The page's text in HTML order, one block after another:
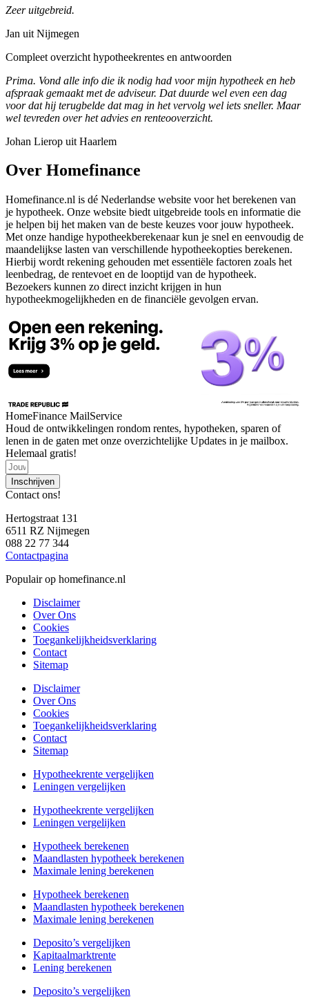
Zeer uitgebreid.
Jan uit Nijmegen
Compleet overzicht hypotheekrentes en antwoorden
Prima. Vond alle info die ik nodig had voor mijn hypotheek en heb
afspraak gemaakt met de adviseur. Dat duurde wel even een dag
voor dat hij terugbelde dat mag in het vervolg wel iets sneller. Maar
wel tevreden over het advies en renteooverzicht.
Johan Lierop uit Haarlem
Over Homefinance
Homefinance.nl is dé Nederlandse website voor het berekenen van
je hypotheek. Onze website biedt uitgebreide tools en informatie die
je helpen bij het maken van de beste keuzes voor jouw hypotheek.
Met onze handige hypotheekberekenaar kun je snel en eenvoudig de
maandelijkse lasten van verschillende hypotheekopties berekenen.
Hierbij wordt rekening gehouden met essentiële factoren zoals het
leenbedrag, de rentevoet en de looptijd van de hypotheek.
Bezoekers kunnen zo direct inzicht krijgen in hun
hypotheekmogelijkheden en de financiële gevolgen ervan.
HomeFinance MailService
Houd de ontwikkelingen rondom rentes, hypotheken, sparen of
lenen in de gaten met onze overzichtelijke Updates in je mailbox.
Helemaal gratis!
Inschrijven
Contact ons!
Hertogstraat 131
6511 RZ Nijmegen
088 22 77 344
Contactpagina
Populair op homefinance.nl
Disclaimer
Over Ons
Cookies
Toegankelijkheidsverklaring
Contact
Sitemap
Disclaimer
Over Ons
Cookies
Toegankelijkheidsverklaring
Contact
Sitemap
Hypotheekrente vergelijken
Leningen vergelijken
Hypotheekrente vergelijken
Leningen vergelijken
Hypotheek berekenen
Maandlasten hypotheek berekenen
Maximale lening berekenen
Hypotheek berekenen
Maandlasten hypotheek berekenen
Maximale lening berekenen
Deposito’s vergelijken
Kapitaalmarktrente
Lening berekenen
Deposito’s vergelijken